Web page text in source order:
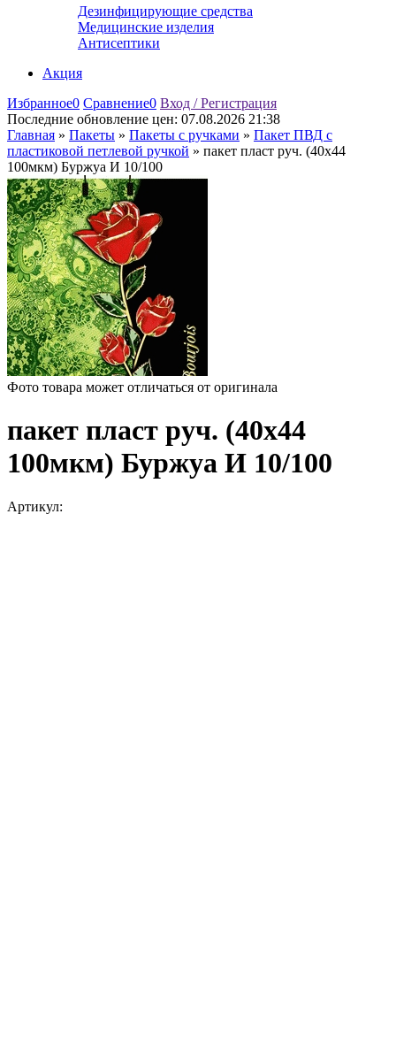
Дезинфицирующие средства
Медицинские изделия
Антисептики
Акция
Избранное0 Сравнение0 Вход / Регистрация
Последние обновление цен: 07.08.2026 21:38
Главная » Пакеты » Пакеты с ручками » Пакет ПВД с
пластиковой петлевой ручкой » пакет пласт руч. (40х44
100мкм) Буржуа И 10/100
Фото товара может отличаться от оригинала
пакет пласт руч. (40х44
100мкм) Буржуа И 10/100
Артикул: